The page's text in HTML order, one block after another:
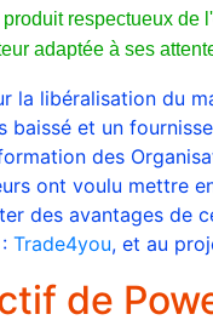
respectueux de
adaptée à ses
la libéralisation du
baissé et un
des
ont voulu mettre
des avantages de
Trade4you, et au
de